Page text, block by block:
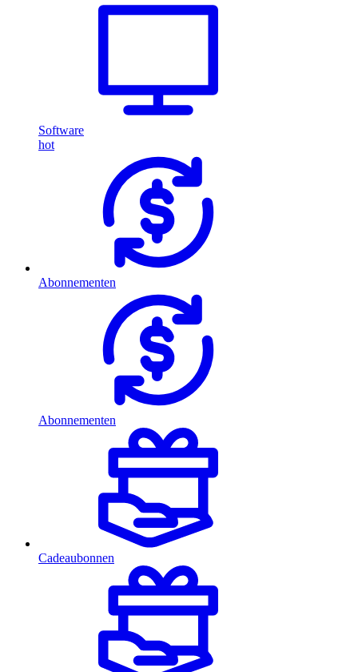
Software
hot
Abonnementen
Abonnementen
Cadeaubonnen